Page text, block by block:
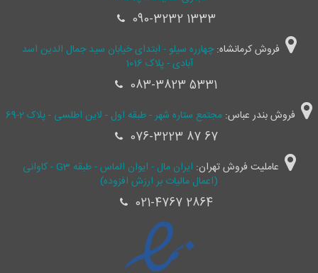
090-3232 1333
فروش کرمانشاه:چهارره سیلو - ابتدای خیابان سید جمال ‌الدین اسد
آبادی - پلاک 1016
083-3823 5331
فروش بندر عباس: مجتمع ستاره شهر - طبقه اول - لاین اطلسی - پلاک 2-69
076-3223 87 67
عاملیت فروش تهران:
ایران مال - ایوان الماس - طبقه G3 - کاوانی
(اعمال مالیات بر ارزش افزوده)
021-4767 2864